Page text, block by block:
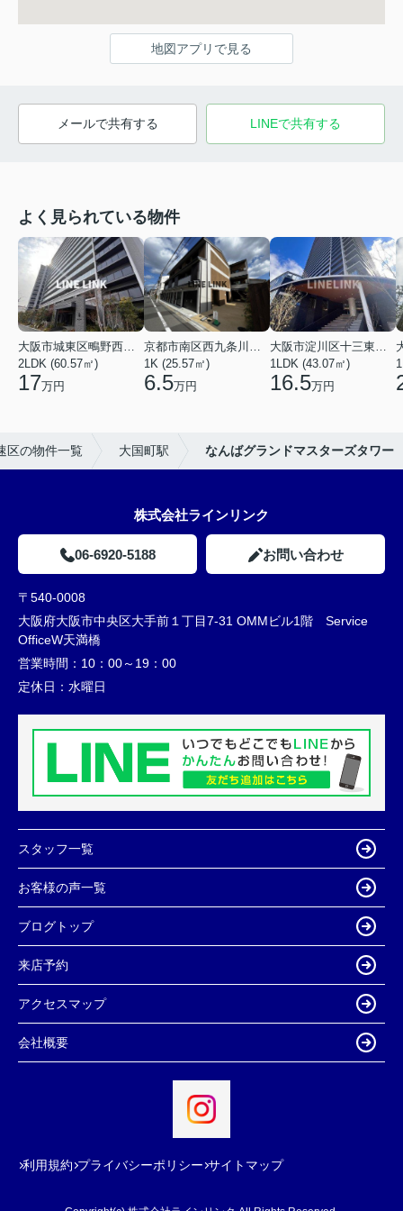
地図アプリで見る
メールで共有する LINEで共有する
よく見られている物件
大阪市城東区鴫野西４丁目
2LDK (60.57㎡)
17万円
京都市南区西九条川原城町
1K (25.57㎡)
6.5万円
大阪市淀川区十三東１丁目
1LDK (43.07㎡)
16.5万円
区の物件一覧 大国町駅 なんばグランドマスターズタワー
株式会社ラインリンク
06-6920-5188 お問い合わせ
〒540-0008
大阪府大阪市中央区大手前１丁目7-31 OMMビル1階 Service
OfficeW天満橋
営業時間： 10：00～19：00
定休日： 水曜日
スタッフ一覧
お客様の声一覧
ブログトップ
来店予約
アクセスマップ
会社概要
利用規約 プライバシーポリシー サイトマップ